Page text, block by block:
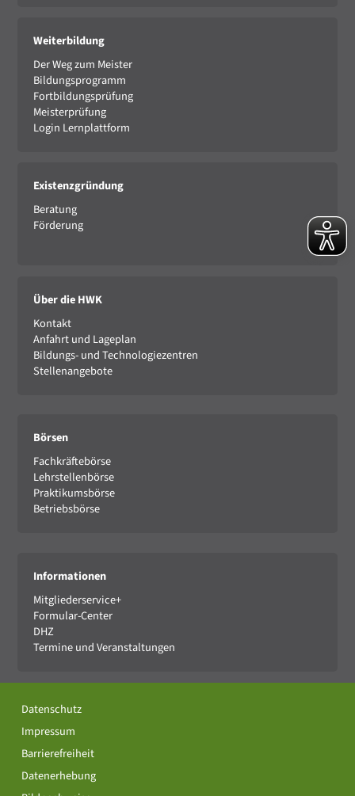
Weiterbildung
Der Weg zum Meister
Bildungsprogramm
Fortbildungsprüfung
Meisterprüfung
Login Lernplattform
Existenzgründung
Beratung
Förderung
Über die HWK
Kontakt
Anfahrt und Lageplan
Bildungs- und Technologiezentren
Stellenangebote
Börsen
Fachkräftebörse
Lehrstellenbörse
Praktikumsbörse
Betriebsbörse
Informationen
Mitgliederservice+
Formular-Center
DHZ
Termine und Veranstaltungen
Datenschutz
Impressum
Barrierefreiheit
Datenerhebung